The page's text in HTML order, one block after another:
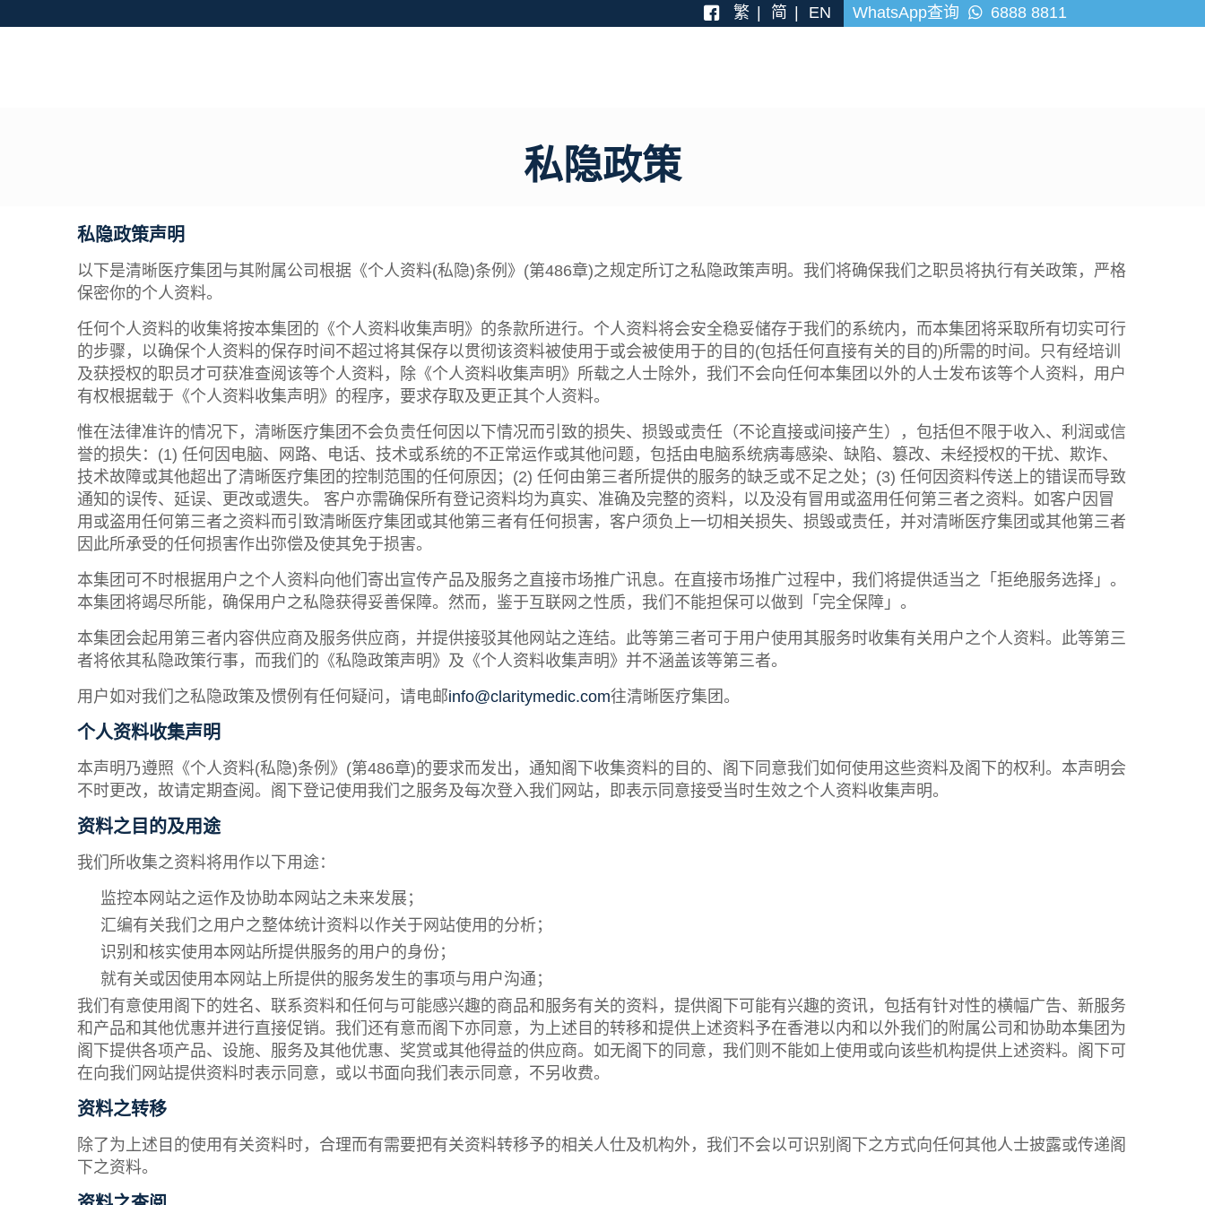
繁 简 EN WhatsApp查询 6888 8811
私隐政策
私隐政策声明
以下是清晰医疗集团与其附属公司根据《个人资料(私隐)条例》(第486章)之规定所订之私隐政策声明。我们将确保我们之职员将执行有关政策，严格
保密你的个人资料。
任何个人资料的收集将按本集团的《个人资料收集声明》的条款所进行。个人资料将会安全稳妥储存于我们的系统内，而本集团将采取所有切实可行
的步骤，以确保个人资料的保存时间不超过将其保存以贯彻该资料被使用于或会被使用于的目的(包括任何直接有关的目的)所需的时间。只有经培训
及获授权的职员才可获准查阅该等个人资料，除《个人资料收集声明》所载之人士除外，我们不会向任何本集团以外的人士发布该等个人资料，用户
有权根据载于《个人资料收集声明》的程序，要求存取及更正其个人资料。
惟在法律准许的情况下，清晰医疗集团不会负责任何因以下情况而引致的损失、损毁或责任（不论直接或间接产生），包括但不限于收入、利润或信
誉的损失：(1) 任何因电脑、网路、电话、技术或系统的不正常运作或其他问题，包括由电脑系统病毒感染、缺陷、篡改、未经授权的干扰、欺诈、
技术故障或其他超出了清晰医疗集团的控制范围的任何原因；(2) 任何由第三者所提供的服务的缺乏或不足之处；(3) 任何因资料传送上的错误而导致
通知的误传、延误、更改或遗失。 客户亦需确保所有登记资料均为真实、准确及完整的资料，以及没有冒用或盗用任何第三者之资料。如客户因冒
用或盗用任何第三者之资料而引致清晰医疗集团或其他第三者有任何损害，客户须负上一切相关损失、损毁或责任，并对清晰医疗集团或其他第三者
因此所承受的任何损害作出弥偿及使其免于损害。
本集团可不时根据用户之个人资料向他们寄出宣传产品及服务之直接市场推广讯息。在直接市场推广过程中，我们将提供适当之「拒绝服务选择」。
本集团将竭尽所能，确保用户之私隐获得妥善保障。然而，鉴于互联网之性质，我们不能担保可以做到「完全保障」。
本集团会起用第三者内容供应商及服务供应商，并提供接驳其他网站之连结。此等第三者可于用户使用其服务时收集有关用户之个人资料。此等第三
者将依其私隐政策行事，而我们的《私隐政策声明》及《个人资料收集声明》并不涵盖该等第三者。
用户如对我们之私隐政策及惯例有任何疑问，请电邮info@claritymedic.com往清晰医疗集团。
个人资料收集声明
本声明乃遵照《个人资料(私隐)条例》(第486章)的要求而发出，通知阁下收集资料的目的、阁下同意我们如何使用这些资料及阁下的权利。本声明会
不时更改，故请定期查阅。阁下登记使用我们之服务及每次登入我们网站，即表示同意接受当时生效之个人资料收集声明。
资料之目的及用途
我们所收集之资料将用作以下用途：
监控本网站之运作及协助本网站之未来发展；
汇编有关我们之用户之整体统计资料以作关于网站使用的分析；
识别和核实使用本网站所提供服务的用户的身份；
就有关或因使用本网站上所提供的服务发生的事项与用户沟通；
我们有意使用阁下的姓名、联系资料和任何与可能感兴趣的商品和服务有关的资料，提供阁下可能有兴趣的资讯，包括有针对性的横幅广告、新服务
和产品和其他优惠并进行直接促销。我们还有意而阁下亦同意，为上述目的转移和提供上述资料予在香港以内和以外我们的附属公司和协助本集团为
阁下提供各项产品、设施、服务及其他优惠、奖赏或其他得益的供应商。如无阁下的同意，我们则不能如上使用或向该些机构提供上述资料。阁下可
在向我们网站提供资料时表示同意，或以书面向我们表示同意，不另收费。
资料之转移
除了为上述目的使用有关资料时，合理而有需要把有关资料转移予的相关人仕及机构外，我们不会以可识别阁下之方式向任何其他人士披露或传递阁
下之资料。